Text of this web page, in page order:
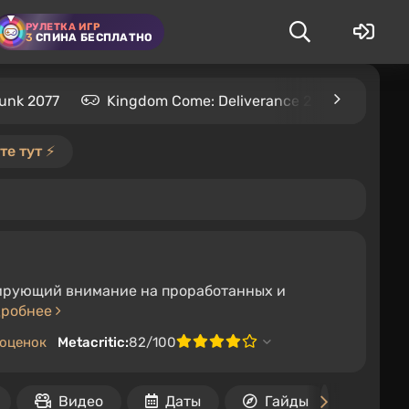
РУЛЕТКА ИГР
3 СПИНА БЕСПЛАТНО
2077 Kingdom Come: Deliverance 2
тут ⚡️
внимание на проработанных и
Metacritic:82/100
Видео Даты Гайды